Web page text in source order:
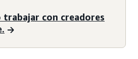
trabajar con creadores